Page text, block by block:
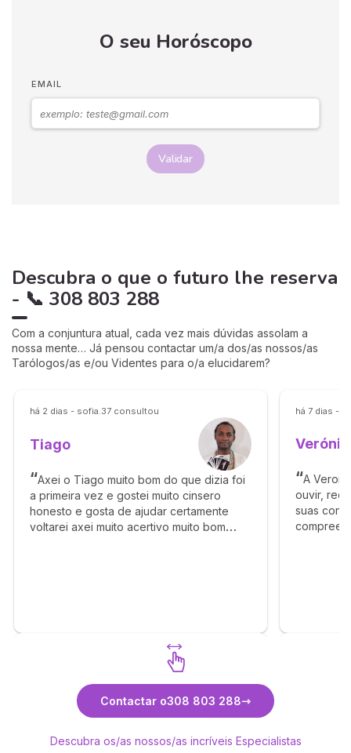
O seu Horóscopo
EMAIL
Validar
Descubra o que o futuro lhe reserva
- 📞 308 803 288
Com a conjuntura atual, cada vez mais dúvidas assolam a
nossa mente… Já pensou contactar um/a dos/as nossos/as
Tarólogos/as e/ou Videntes para o/a elucidarem?
há 2 dias - sofia.37 consultou
Tiago
Axei o Tiago muito bom do que dizia foi
a primeira vez e gostei muito cinsero
honesto e gosta de ajudar certamente
voltarei axei muito acertivo muito bom
há 7 dias -
A
ouvir,
suas
Contactar o308 803 288
Descubra os/as nossos/as incríveis Especialistas